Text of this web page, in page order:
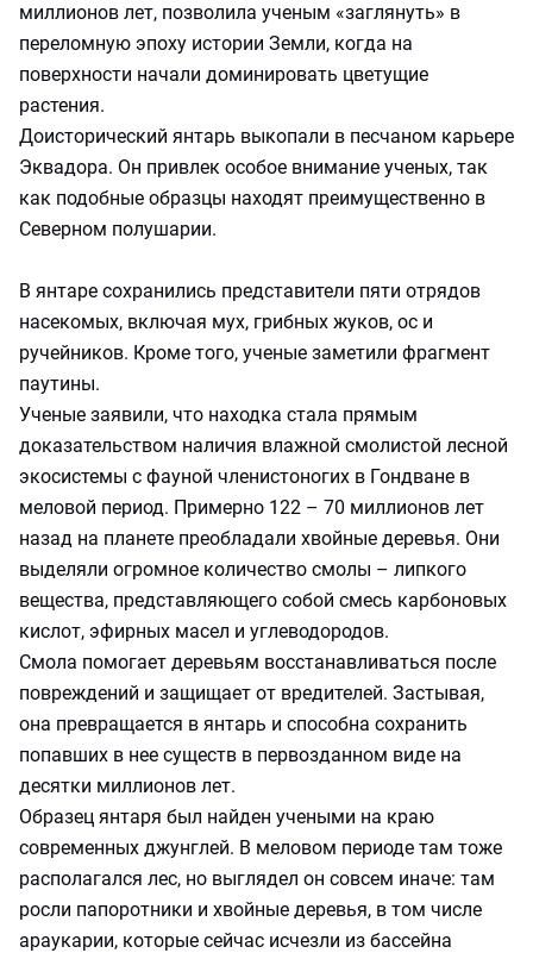
миллионов лет, позволила ученым «заглянуть» в
переломную эпоху истории Земли, когда на
поверхности начали доминировать цветущие
растения.
Доисторический янтарь выкопали в песчаном карьере
Эквадора. Он привлек особое внимание ученых, так
как подобные образцы находят преимущественно в
Северном полушарии.
В янтаре сохранились представители пяти отрядов
насекомых, включая мух, грибных жуков, ос и
ручейников. Кроме того, ученые заметили фрагмент
паутины.
Ученые заявили, что находка стала прямым
доказательством наличия влажной смолистой лесной
экосистемы с фауной членистоногих в Гондване в
меловой период. Примерно 122 – 70 миллионов лет
назад на планете преобладали хвойные деревья. Они
выделяли огромное количество смолы – липкого
вещества, представляющего собой смесь карбоновых
кислот, эфирных масел и углеводородов.
Смола помогает деревьям восстанавливаться после
повреждений и защищает от вредителей. Застывая,
она превращается в янтарь и способна сохранить
попавших в нее существ в первозданном виде на
десятки миллионов лет.
Образец янтаря был найден учеными на краю
современных джунглей. В меловом периоде там тоже
располагался лес, но выглядел он совсем иначе: там
росли папоротники и хвойные деревья, в том числе
араукарии, которые сейчас исчезли из бассейна